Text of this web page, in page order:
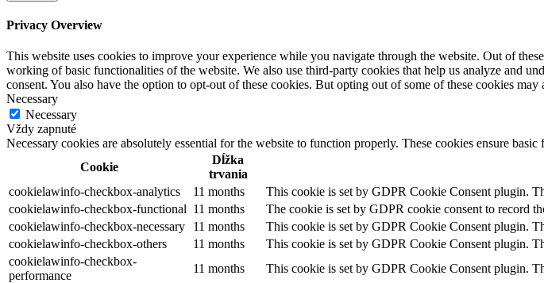
Privacy Overview
This website uses cookies to improve your experience while you navigate through the website. Out of
working of basic functionalities of the website. We also use third-party cookies that help us analyze and
consent. You also have the option to opt-out of these cookies. But opting out of some of these cookies
Necessary
Necessary
Vždy zapnuté
Necessary cookies are absolutely essential for the website to function properly. These cookies ensure
Cookie
Dĺžka
trvania
cookielawinfo-checkbox-analytics
11 months
This cookie is set by GDPR Cookie Consent plugin.
cookielawinfo-checkbox-functional 11 months
The cookie is set by GDPR cookie consent to record
cookielawinfo-checkbox-necessary
11 months
This cookie is set by GDPR Cookie Consent plugin.
cookielawinfo-checkbox-others
11 months
This cookie is set by GDPR Cookie Consent plugin.
cookielawinfo-checkbox-
performance
11 months This cookie is set by GDPR Cookie Consent plugin.